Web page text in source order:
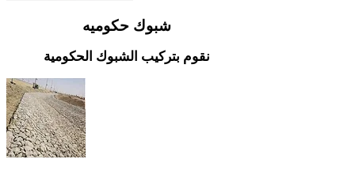
شبوك حكوميه
نقوم بتركيب الشبوك الحكومية